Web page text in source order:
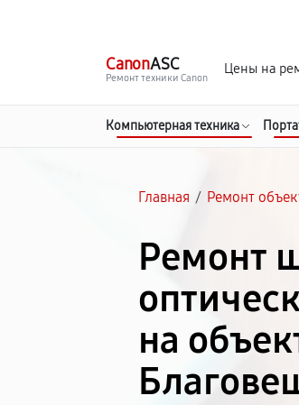
CanonASC
Ремонт техники Canon
Цены на
Компьютерная техника
Главная / Ремонт
Ремонт
на